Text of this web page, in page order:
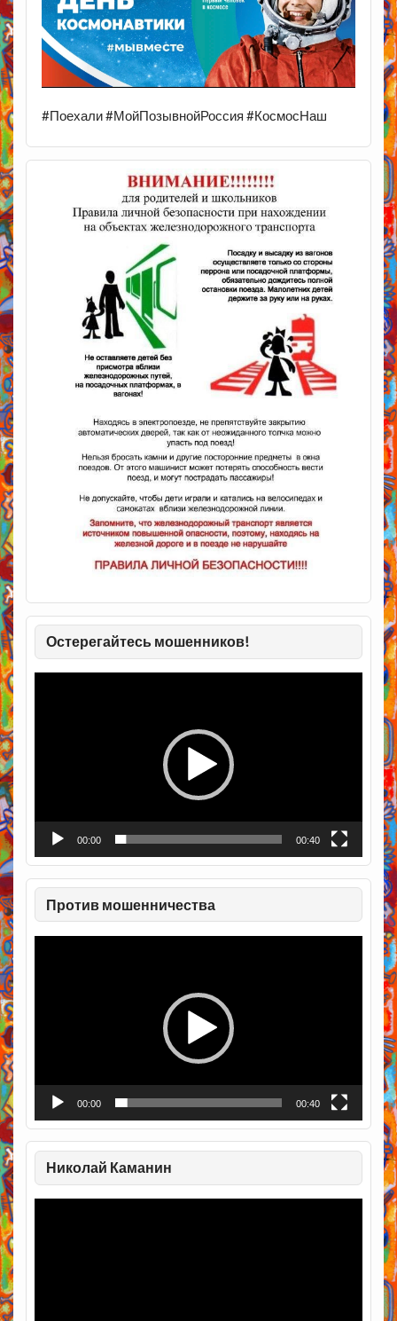
#Поехали #МойПозывнойРоссия #КосмосНаш
Остерегайтесь мошенников!
Видеоплеер
00:00 00:40
Против мошенничества
Видеоплеер
00:00 00:40
Николай Каманин
Видеоплеер